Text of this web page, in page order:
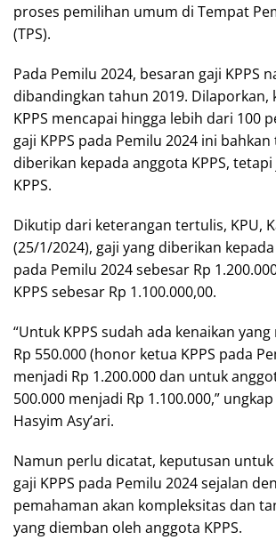
proses pemilihan umum di Tempat
(TPS).
Pada Pemilu 2024, besaran gaji KPPS
dibandingkan tahun 2019. Dilaporkan,
KPPS mencapai hingga lebih dari 100
gaji KPPS pada Pemilu 2024 ini
diberikan kepada anggota KPPS,
KPPS.
Dikutip dari keterangan tertulis, KPU,
(25/1/2024), gaji yang diberikan kepada
pada Pemilu 2024 sebesar Rp
KPPS sebesar Rp 1.100.000,00.
“Untuk KPPS sudah ada kenaikan
Rp 550.000 (honor ketua KPPS pada
menjadi Rp 1.200.000 dan untuk
500.000 menjadi Rp 1.100.000,”
Hasyim Asy’ari.
Namun perlu dicatat, keputusan
gaji KPPS pada Pemilu 2024 sejalan
pemahaman akan kompleksitas dan
yang diemban oleh anggota KPPS.